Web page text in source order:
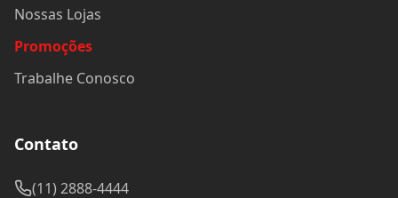
Nossas Lojas
Promoções
Trabalhe Conosco
Contato
(11) 2888-4444